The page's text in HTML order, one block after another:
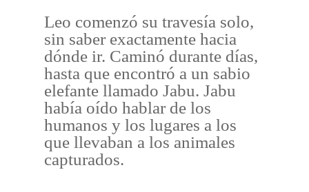
Leo comenzó su travesía solo,
sin saber exactamente hacia
dónde ir. Caminó durante días,
hasta que encontró a un sabio
elefante llamado Jabu. Jabu
había oído hablar de los
humanos y los lugares a los
que llevaban a los animales
capturados.